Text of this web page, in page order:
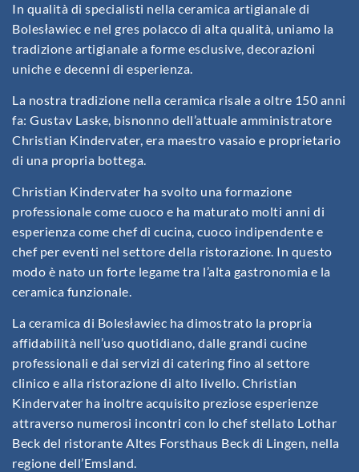
In qualità di specialisti nella ceramica artigianale di
Bolesławiec e nel gres polacco di alta qualità, uniamo la
tradizione artigianale a forme esclusive, decorazioni
uniche e decenni di esperienza.
La nostra tradizione nella ceramica risale a oltre 150 anni
fa: Gustav Laske, bisnonno dell’attuale amministratore
Christian Kindervater, era maestro vasaio e proprietario
di una propria bottega.
Christian Kindervater ha svolto una formazione
professionale come cuoco e ha maturato molti anni di
esperienza come chef di cucina, cuoco indipendente e
chef per eventi nel settore della ristorazione. In questo
modo è nato un forte legame tra l’alta gastronomia e la
ceramica funzionale.
La ceramica di Bolesławiec ha dimostrato la propria
affidabilità nell’uso quotidiano, dalle grandi cucine
professionali e dai servizi di catering fino al settore
clinico e alla ristorazione di alto livello. Christian
Kindervater ha inoltre acquisito preziose esperienze
attraverso numerosi incontri con lo chef stellato Lothar
Beck del ristorante Altes Forsthaus Beck di Lingen, nella
regione dell’Emsland.